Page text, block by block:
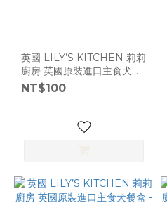
英國 LILY’S KITCHEN 莉莉
廚房 英國原裝進口主食犬餐
盒 - 英式皇家早餐150g
[F2828]
NT$100